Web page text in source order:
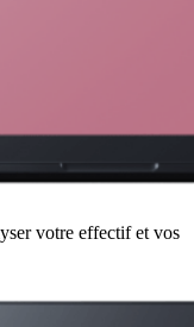
votre effectif et vos